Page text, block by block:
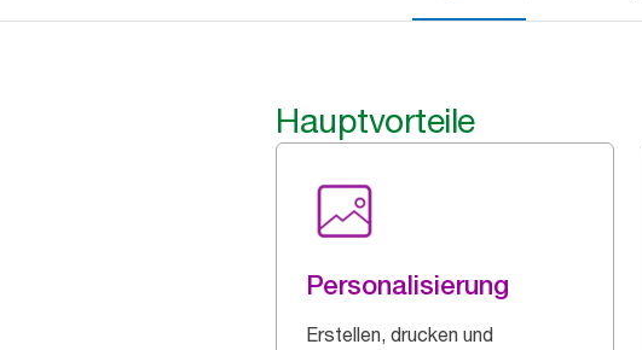
Hauptvorteile
Personalisierung
Erstellen, drucken und